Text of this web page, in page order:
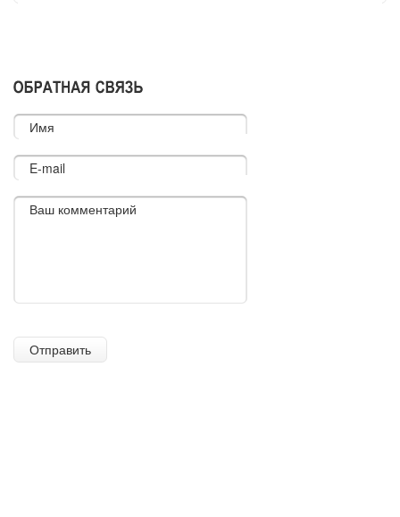
Имя
E-mail
Ваш комментарий